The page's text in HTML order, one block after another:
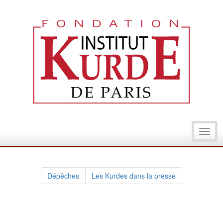
Dépêches Les Kurdes dans la presse